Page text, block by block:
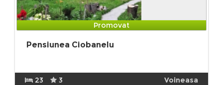
Promovat
Pensiunea Ciobanelu
23 3 Voineasa